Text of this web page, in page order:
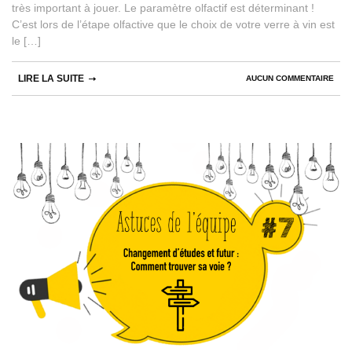
très important à jouer. Le paramètre olfactif est déterminant !
C’est lors de l’étape olfactive que le choix de votre verre à vin est
le […]
AUCUN COMMENTAIRE
LIRE LA SUITE